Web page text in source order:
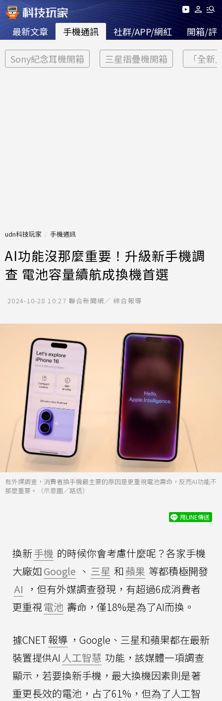
最新文章 手機通訊 社群/APP/網紅 開箱/評
Sony紀念耳機開箱 三星摺疊機開箱 「全新
udn科技玩家 手機通訊
AI功能沒那麼重要！升級新手機調
查 電池容量續航成換機首選
2024-10-28 10:27 聯合新聞網／ 綜合報導
有外媒調查，消費者換手機最主要的原因是更重視電池壽命，反而AI功能不
那麼重要。（示意圖／路透）
用LINE傳送
換新手機 的時候你會考慮什麼呢？各家手機
大廠如Google 、 三星 和蘋果 等都積極開發
AI ，但有外媒調查發現，有超過6成消費者
更重視電池 壽命，僅18%是為了AI而換。
據CNET報導 ，Google、三星和蘋果都在最新
裝置提供AI 人工智慧 功能，該媒體一項調查
顯示，若要換新手機，最大換機因素則是著
重更長效的電池，占了61%，但為了人工智